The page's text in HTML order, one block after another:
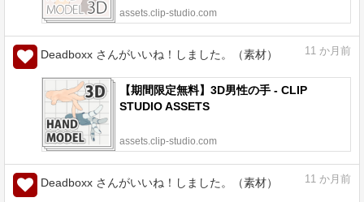
assets.clip-studio.com
Deadboxx さんがいいね！しました。（素材） 11 か月前
【期間限定無料】3D男性の手 - CLIP
STUDIO ASSETS
assets.clip-studio.com
Deadboxx さんがいいね！しました。（素材） 11 か月前